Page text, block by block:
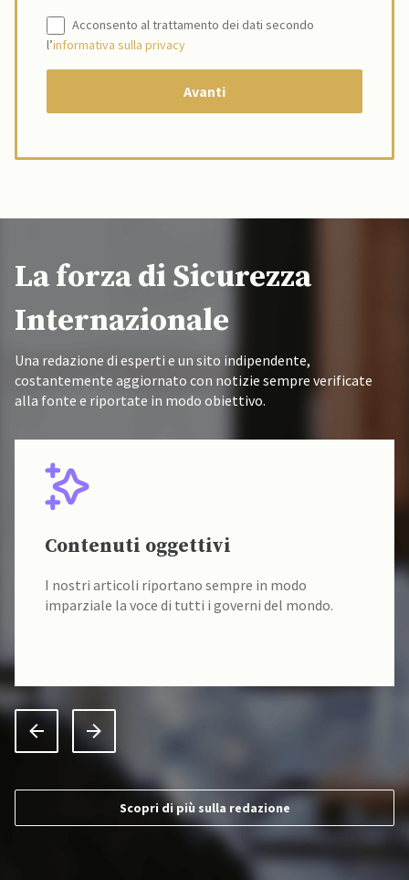
Acconsento al trattamento dei dati secondo
l’informativa sulla privacy
La forza di Sicurezza
Internazionale
Una redazione di esperti e un sito indipendente,
costantemente aggiornato con notizie sempre verificate
alla fonte e riportate in modo obiettivo.
Contenuti oggettivi
I nostri articoli riportano sempre in modo
imparziale la voce di tutti i governi del mondo.
Scopri di più sulla redazione